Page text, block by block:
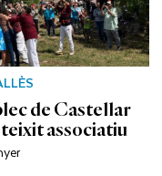
de Castellar
associatiu